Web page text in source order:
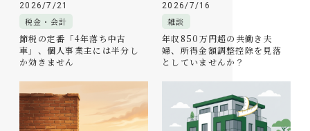
2026/7/21
税金・会計
節税の定番「4年落ち中古
車」、個人事業主には半分し
か効きません
2026/7/16
雑談
年収850万円超の共働き夫
婦、所得金額調整控除を見落
としていませんか？